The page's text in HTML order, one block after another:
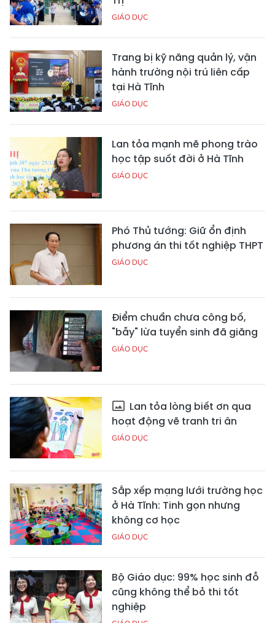
GIÁO DỤC
Trang bị kỹ năng quản lý, vận
hành trường nội trú liên cấp
tại Hà Tĩnh
GIÁO DỤC
Lan tỏa mạnh mẽ phong trào
học tập suốt đời ở Hà Tĩnh
GIÁO DỤC
Phó Thủ tướng: Giữ ổn định
phương án thi tốt nghiệp THPT
GIÁO DỤC
Điểm chuẩn chưa công bố,
"bẫy" lừa tuyển sinh đã giăng
GIÁO DỤC
Lan tỏa lòng biết ơn qua
hoạt động vẽ tranh tri ân
GIÁO DỤC
Sắp xếp mạng lưới trường học
ở Hà Tĩnh: Tinh gọn nhưng
không cơ học
GIÁO DỤC
Bộ Giáo dục: 99% học sinh đỗ
cũng không thể bỏ thi tốt
nghiệp